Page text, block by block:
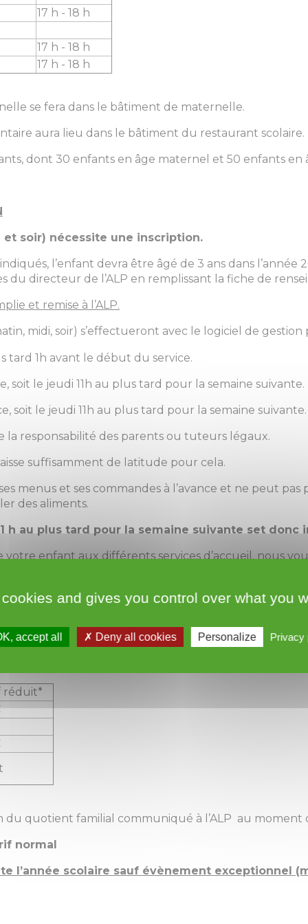
17 h - 18 h
17 h - 18 h
17 h - 18 h
se fera dans le bâtiment de maternelle.
aura lieu dans le bâtiment du restaurant scolaire.
dont 30 enfants en âge maternel et 50 enfants en
soir) nécessite une inscription.
l’enfant devra être âgé de 3 ans dans l’année
du directeur de l’ALP en remplissant la fiche de
et remise à l’ALP.
midi, soir) s’effectueront avec le logiciel de
tard 1h avant le début du service.
soit le jeudi 11h au plus tard pour la semaine suivante.
soit le jeudi 11h au plus tard pour la semaine suivante.
la responsabilité des parents ou tuteurs légaux.
suffisamment de latitude pour cela.
menus et ses commandes à l’avance et ne peut pas
des aliments.
h au plus tard pour la semaine suivante set donc
votre enfant aux différents services d’accueil, nous
réduit*
quotient familial communiqué à l’ALP au moment
normal
l’année scolaire sauf évènement exceptionnel
and gives you control over what you
accept all Deny all cookies Personalize Privacy